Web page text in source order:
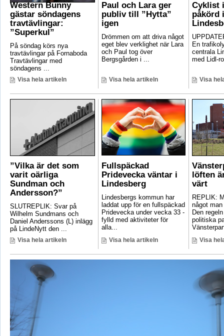
Western Bunny
gästar söndagens
travtävlingar:
”Superkul”
På söndag körs nya
travtävlingar på Fornaboda
Travtävlingar med
söndagens ...
Visa hela artikeln
Paul och Lara ger
publiv till ”Hytta”
igen
Drömmen om att driva något
eget blev verklighet när Lara
och Paul tog över
Bergsgården i ...
Visa hela artikeln
Cyklist
påkörd
En
centrala
med Lidl-
Visa
”Vilka är det som
varit oärliga
Sundman och
Andersson?”
SLUTREPLIK: Svar på
Wilhelm Sundmans och
Daniel Anderssons (L) inlägg
på LindeNytt den ...
Visa hela artikeln
Fullspäckad
Pridevecka väntar i
Lindesberg
Lindesbergs kommun har
laddat upp för en fullspäckad
Pridevecka under vecka 33 -
fylld med aktiviteter för
alla...
Visa hela artikeln
löften
värt
REPLIK:
något
Den
politiska
Visa